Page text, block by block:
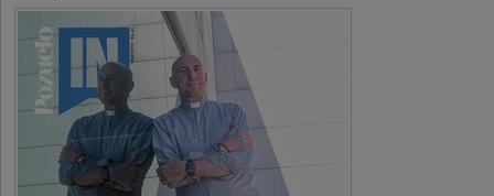
Señora Alcaldesa Ud no ha vivido nunca en Pozuelo , pero yo si desde
hace más de 60 años , …
Pozuelo de Alarcón
Quejas por el deterioro de la
limpieza …
A ver si es posible que haya vivienda para familias con hijos y no